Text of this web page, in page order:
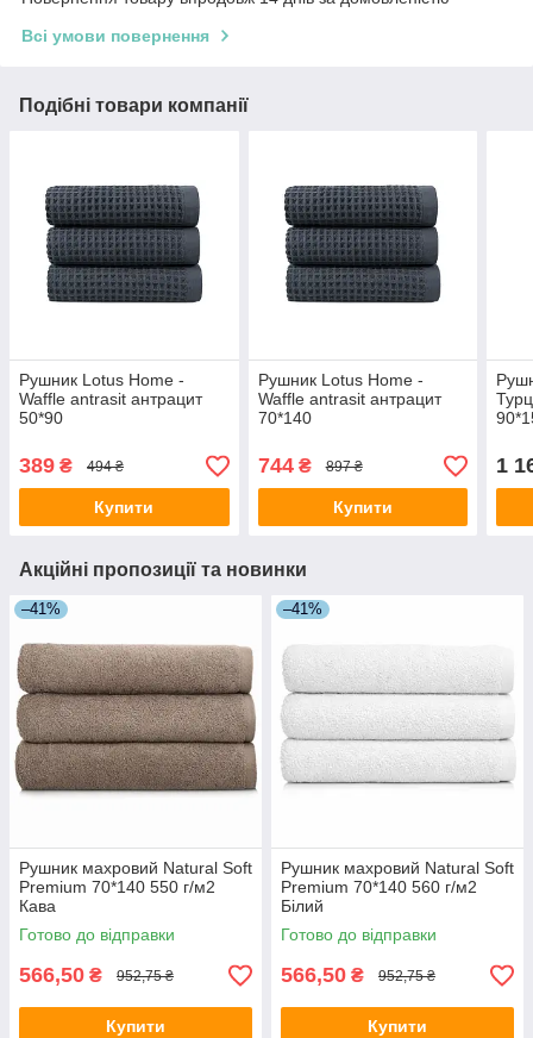
Всі умови повернення
Подібні товари компанії
Рушник Lotus Home -
Waffle antrasit антрацит
50*90
389 ₴ 494 ₴
Купити
Рушник Lotus Home -
Waffle antrasit антрацит
70*140
744₴ 897 ₴
Купити
1
Акційні пропозиції та новинки
–41%
Рушник махровий Natural Soft
Premium 70*140 550 г/м2
Кава
Готово до відправки
566,50 ₴ 952,75 ₴
Купити
–41%
Рушник махровий Natural Soft
Premium 70*140 560 г/м2
Білий
Готово до відправки
566,50 ₴ 952,75 ₴
Купити